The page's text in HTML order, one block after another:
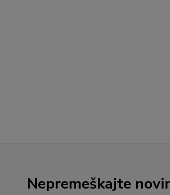
Nepremeškajte